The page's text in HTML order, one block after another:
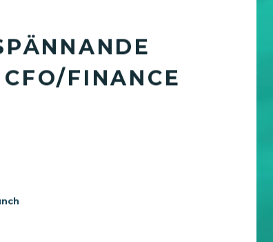
FINANCE